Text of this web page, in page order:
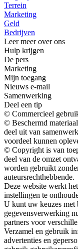
Terrein
Marketing
Geld
Bedrijven
Leer meer over ons
Hulp krijgen
De pers
Marketing
Mijn toegang
Nieuws e-mail
Samenwerking
Deel een tip
© Commercieel
© Beschermd
deel uit van
voordeel kunnen
© Copyright is van
deel van de omzet
worden gebruikt
auteursrechthebbende.
Deze website werkt
instellingen te
U kunt uw keuzes met
gegevensverwerking
partners voor
Verzamel en gebruik
advertenties en